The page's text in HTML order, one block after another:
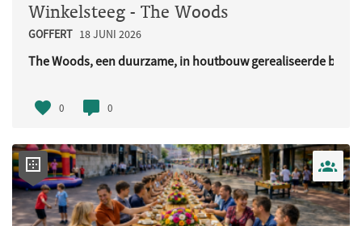
Winkelsteeg - The Woods
GOFFERT 18 JUNI 2026
The Woods, een duurzame, in houtbouw gerealiseerde buurt
0 0